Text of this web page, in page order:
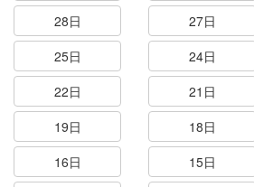
28日
27日
25日
24日
22日
21日
19日
18日
16日
15日